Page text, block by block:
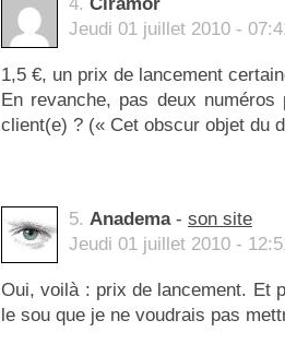
Jeudi 01 juillet 2010 -
1,5 €, un prix de lancement
En revanche, pas deux
client(e) ? (« Cet obscur objet du
5. Anadema- son site
Jeudi 01 juillet 2010 -
Oui, voilà : prix de lancement. Et
le sou que je ne voudrais pas